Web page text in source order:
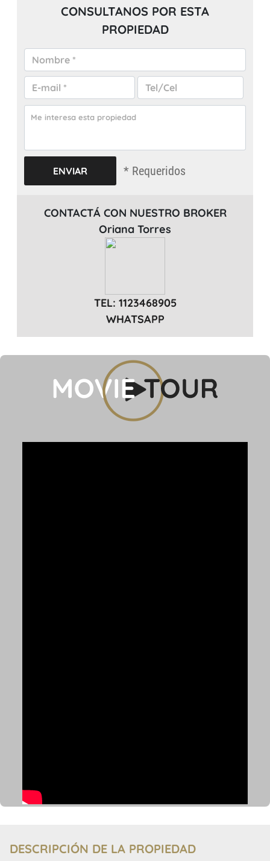
CONSULTANOS POR ESTA
PROPIEDAD
* Requeridos
CONTACTÁ CON NUESTRO BROKER
Oriana Torres
TEL: 1123468905
WHATSAPP
DESCRIPCIÓN DE LA PROPIEDAD